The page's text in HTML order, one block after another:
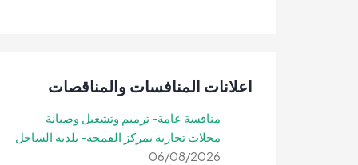
اعلانات المنافسات والمناقصات
منافسة عامة- ترميم وتشغيل وصيانة
محلات تجارية بمركز القمحة- بلدية الساحل
06/08/2026